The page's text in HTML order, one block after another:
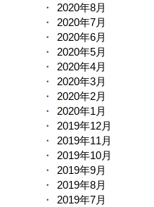
2020年8月
2020年7月
2020年6月
2020年5月
2020年4月
2020年3月
2020年2月
2020年1月
2019年12月
2019年11月
2019年10月
2019年9月
2019年8月
2019年7月